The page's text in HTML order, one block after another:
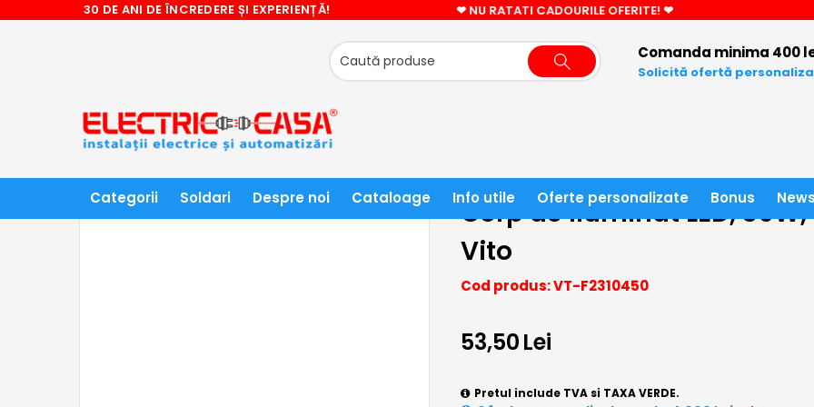
30 DE ANI DE ÎNCREDERE ȘI EXPERIENȚĂ!
❤ NU RATATI CADOURILE OFERITE! ❤ CADOU CIFRA LED LA COMENZI PESTE 3000 LEI!
Comanda minima 400
Solicită ofertă
Categorii Soldari Despre noi Cataloage Info utile Oferte personalizate Bonus
Corp de iluminat LED,
Vito
Cod produs: VT-F2310450
53,50Lei
Pretul include TVA si TAXA VERDE.